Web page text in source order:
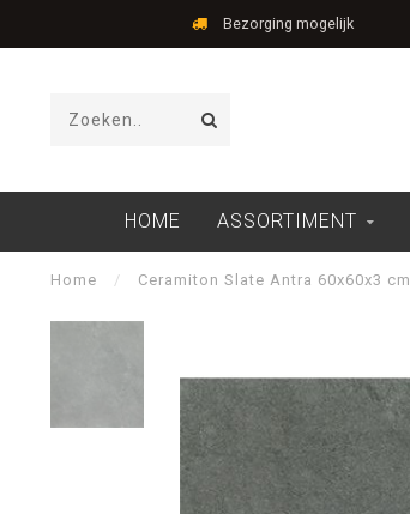
Bezorging mogelijk
HOME ASSORTIMENT
Home / Ceramiton Slate Antra 60x60x3 cm